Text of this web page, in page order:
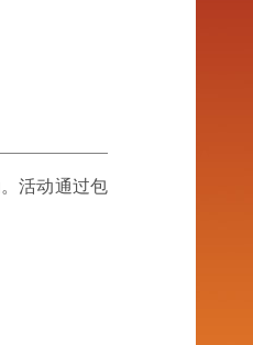
活动通过包